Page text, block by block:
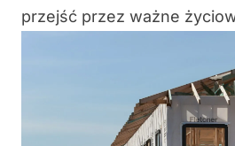
przejść przez ważne